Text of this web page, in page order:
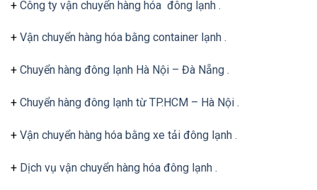
+ Công ty vận chuyển hàng hóa đông lạnh .
+ Vận chuyển hàng hóa bằng container lạnh .
+ Chuyển hàng đông lạnh Hà Nội – Đà Nẵng .
+ Chuyển hàng đông lạnh từ TP.HCM – Hà Nội .
+ Vận chuyển hàng hóa bằng xe tải đông lạnh .
+ Dịch vụ vận chuyển hàng hóa đông lạnh .